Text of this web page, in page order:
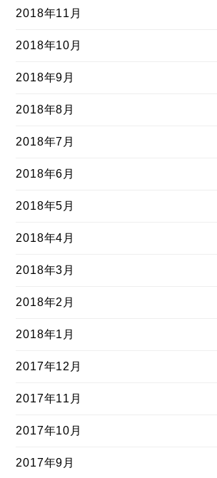
2018年11月
2018年10月
2018年9月
2018年8月
2018年7月
2018年6月
2018年5月
2018年4月
2018年3月
2018年2月
2018年1月
2017年12月
2017年11月
2017年10月
2017年9月